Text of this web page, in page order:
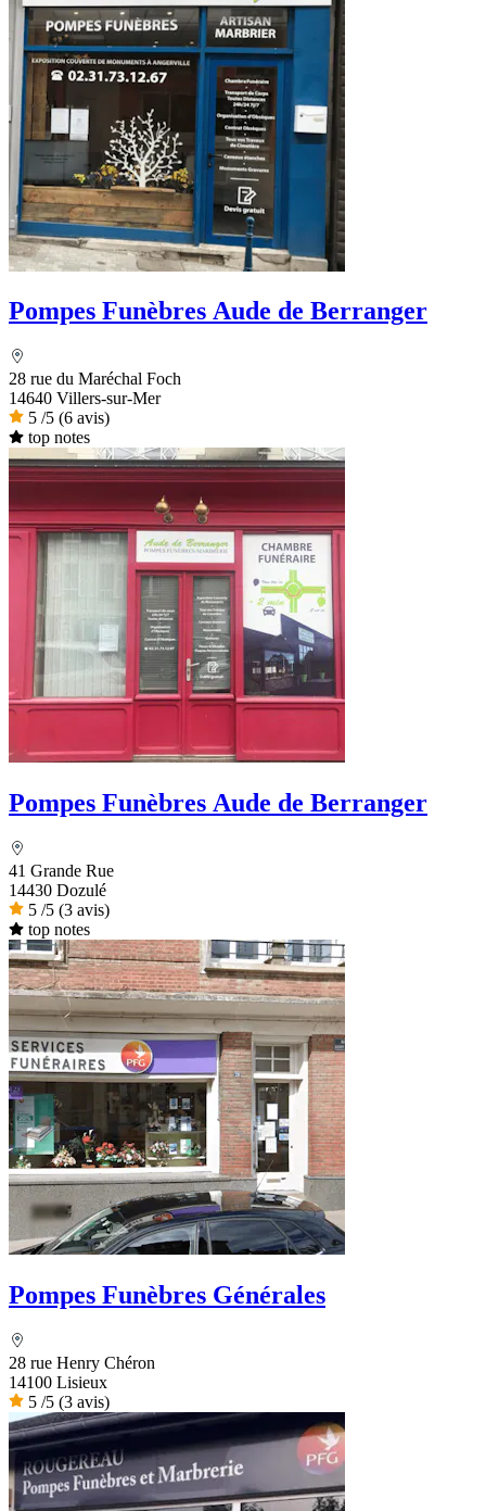
Pompes Funèbres Aude de Berranger
28 rue du Maréchal Foch
14640 Villers-sur-Mer
5 /5 (6 avis)
top notes
Pompes Funèbres Aude de Berranger
41 Grande Rue
14430 Dozulé
5 /5 (3 avis)
top notes
Pompes Funèbres Générales
28 rue Henry Chéron
14100 Lisieux
5 /5 (3 avis)